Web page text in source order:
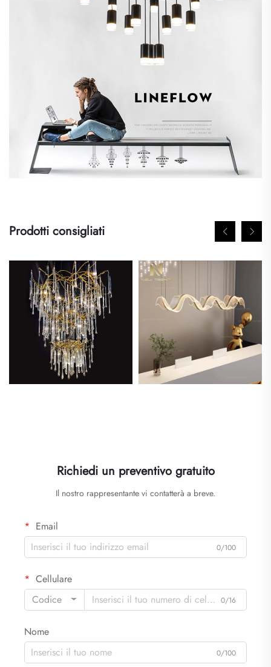
Prodotti consigliati
Richiedi un preventivo gratuito
Il nostro rappresentante vi contatterà a breve.
Email
0/100
Cellulare
Codice
0/16
Nome
0/100